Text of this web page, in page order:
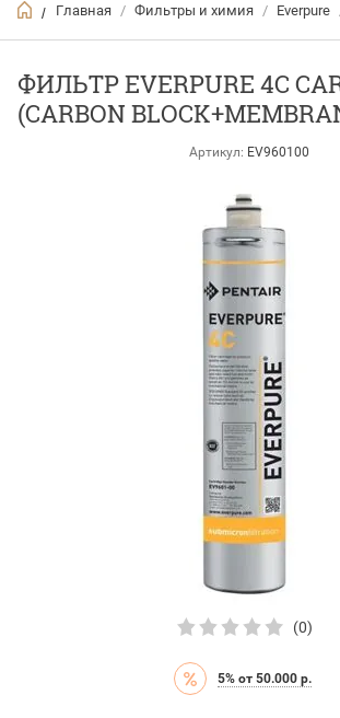
/ Главная / Фильтры и химия / Everpure
ФИЛЬТР EVERPURE 4C
(CARBON
Артикул: EV960100
(0)
5% от 50.000 р.